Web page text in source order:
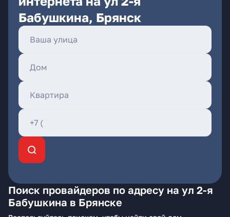
Бабушкина, Брянск
Поиск провайдеров по адресу на ул 2-я
Бабушкина в Брянске